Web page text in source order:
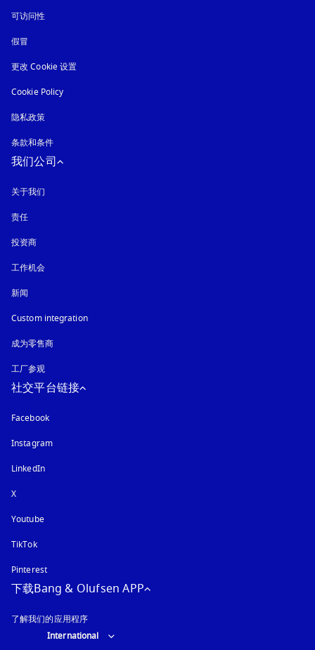
可访问性
假冒
更改 Cookie 设置
Cookie Policy
隐私政策
条款和条件
我们公司
关于我们
责任
投资商
工作机会
新闻
Custom integration
成为零售商
工厂参观
社交平台链接
Facebook
Instagram在新选项卡中打开
LinkedIn
X
Youtube在新选项卡中打开
TikTok
Pinterest
下载Bang & Olufsen APP
了解我们的应用程序
Select country and language
International